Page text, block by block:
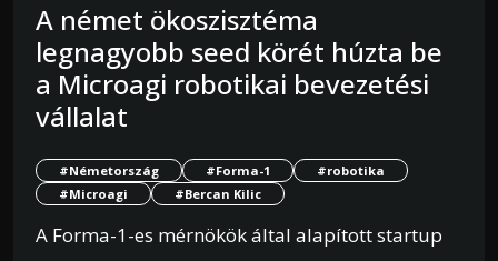
A német ökoszisztéma
legnagyobb seed körét húzta be
a Microagi robotikai bevezetési
vállalat
#Németország #Forma-1
#robotika
#Microagi
#Bercan Kilic
A Forma-1-es mérnökök által alapított startup